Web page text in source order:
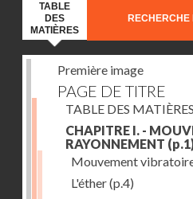
TABLE
DES
MATIÈRES
Première image
PAGE DE TITRE
TABLE DES MATIÈRES
CHAPITRE I. -
RAYONNEMENT
Mouvement
L'éther(p.4)